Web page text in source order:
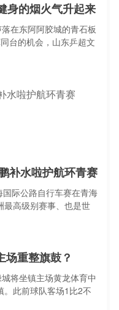
身的烟火气升起来
在东阿阿胶城的青石板
台的机会，山东乒超文
补水啦护航环青赛
际公路自行车赛在青海
最高级别赛事、也是世
场重整旗鼓？
将坐镇主场黄龙体育中
此前球队客场1比2不